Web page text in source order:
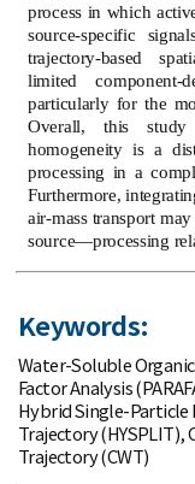
process in which
source-specific
trajectory-based
limited component-
particularly for the
Overall, this
homogeneity is a
processing in a
Furthermore,
air-mass transport
source—processing
Keywords:
Water-Soluble
Factor Analysis
Hybrid Single-
Trajectory (HYSPLIT),
Trajectory (CWT)